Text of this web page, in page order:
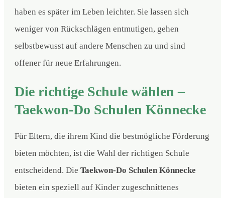
haben es später im Leben leichter. Sie lassen sich
weniger von Rückschlägen entmutigen, gehen
selbstbewusst auf andere Menschen zu und sind
offener für neue Erfahrungen.
Die richtige Schule wählen –
Taekwon-Do Schulen Könnecke
Für Eltern, die ihrem Kind die bestmögliche Förderung
bieten möchten, ist die Wahl der richtigen Schule
entscheidend. Die Taekwon-Do Schulen Könnecke
bieten ein speziell auf Kinder zugeschnittenes